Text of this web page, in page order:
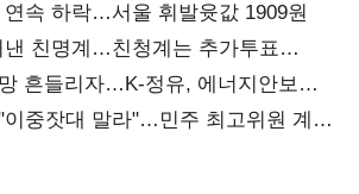
연속 하락…서울 휘발윳값 1909원
낸 친명계…친청계는 추가투표
흔들리자…K-정유, 에너지안보
중잣대 말라"…민주 최고위원 계파